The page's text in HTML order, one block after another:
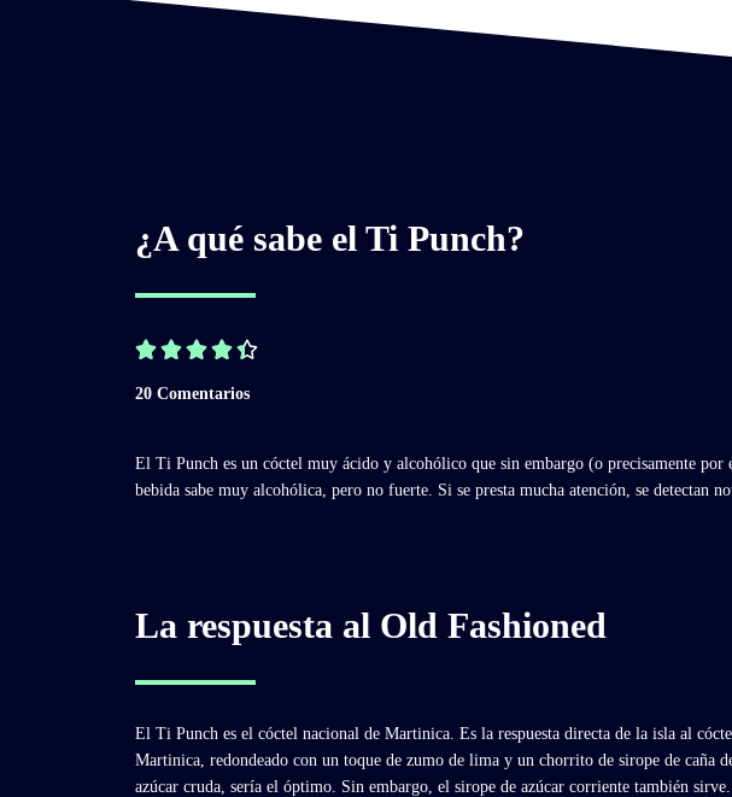
¿A qué sabe el Ti Punch?

20 Comentarios
El Ti Punch es un cóctel muy ácido y alcohólico que sin embargo (o precisamente
bebida sabe muy alcohólica, pero no fuerte. Si se presta mucha atención, se detectan
La respuesta al Old Fashioned
El Ti Punch es el cóctel nacional de Martinica. Es la respuesta directa de la isla al
Martinica, redondeado con un toque de zumo de lima y un chorrito de sirope de caña
azúcar cruda, sería el óptimo. Sin embargo, el sirope de azúcar corriente también